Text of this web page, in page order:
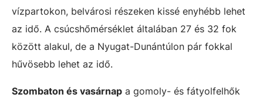
vízpartokon, belvárosi részeken kissé enyhébb lehet
az idő. A csúcshőmérséklet általában 27 és 32 fok
között alakul, de a Nyugat-Dunántúlon pár fokkal
hűvösebb lehet az idő.
Szombaton és vasárnap a gomoly- és fátyolfelhők